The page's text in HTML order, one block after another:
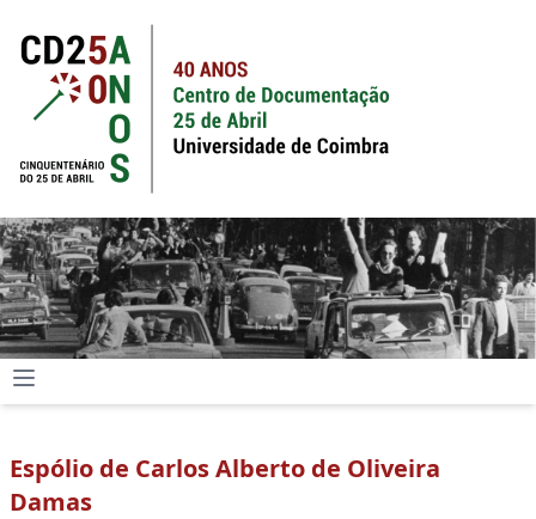
Espólio de Carlos Alberto de Oliveira
Damas